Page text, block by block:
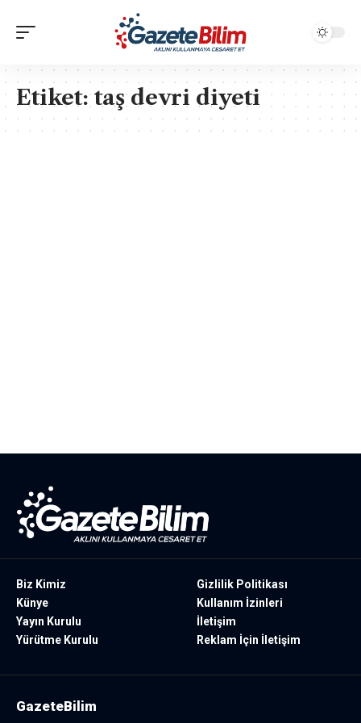
Etiket:taş devri diyeti
Biz Kimiz
Künye
Yayın Kurulu
Yürütme Kurulu
Gizlilik Politikası
Kullanım İzinleri
İletişim
Reklam İçin İletişim
GazeteBilim